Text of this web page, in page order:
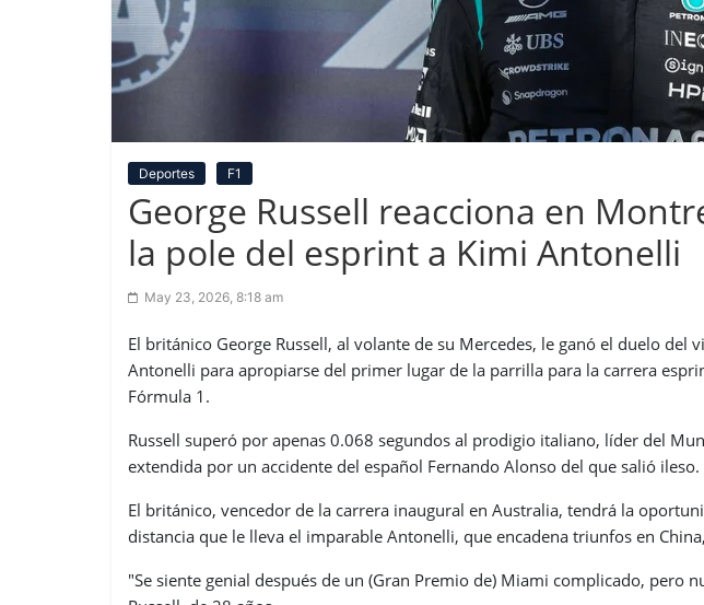
Deportes F1
George Russell reacciona en
la pole del esprint a Kimi Antonelli
May 23, 2026, 8:18 am
El británico George Russell, al volante de su Mercedes, le ganó el duelo del
Antonelli para apropiarse del primer lugar de la parrilla para la carrera
Fórmula 1.
Russell superó por apenas 0.068 segundos al prodigio italiano, líder del
extendida por un accidente del español Fernando Alonso del que salió ileso.
El británico, vencedor de la carrera inaugural en Australia, tendrá la
distancia que le lleva el imparable Antonelli, que encadena triunfos en
"Se siente genial después de un (Gran Premio de) Miami complicado, pero